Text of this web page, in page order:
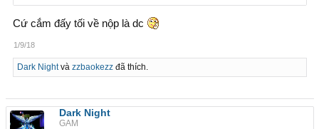
Cứ cắm đấy tối về nộp là dc
1/9/18
Dark Nightvà zzbaokezzđã thích.
Dark Night
GAM